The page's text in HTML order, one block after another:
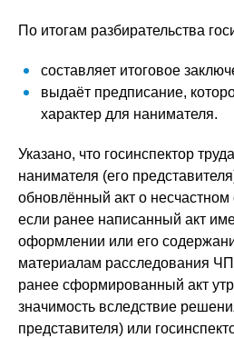
По итогам разбирательства
составляет итоговое
выдаёт предписание,
характер для нанимателя.
Указано, что госинспектор
нанимателя (его
обновлённый акт о
если ранее написанный акт
оформлении или его
материалам расследования
ранее сформированный акт
значимость вследствие
представителя) или